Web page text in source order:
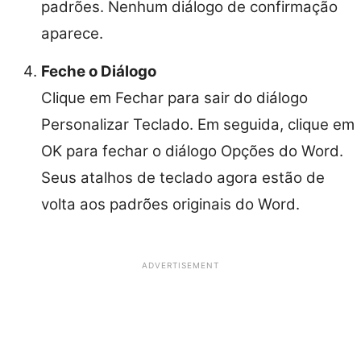
padrões. Nenhum diálogo de confirmação
aparece.
Feche o Diálogo
Clique em Fechar para sair do diálogo
Personalizar Teclado. Em seguida, clique em
OK para fechar o diálogo Opções do Word.
Seus atalhos de teclado agora estão de
volta aos padrões originais do Word.
ADVERTISEMENT